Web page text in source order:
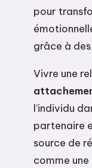
pour
grâce à
Vivre une
l’individu
partenaire
source de
comme